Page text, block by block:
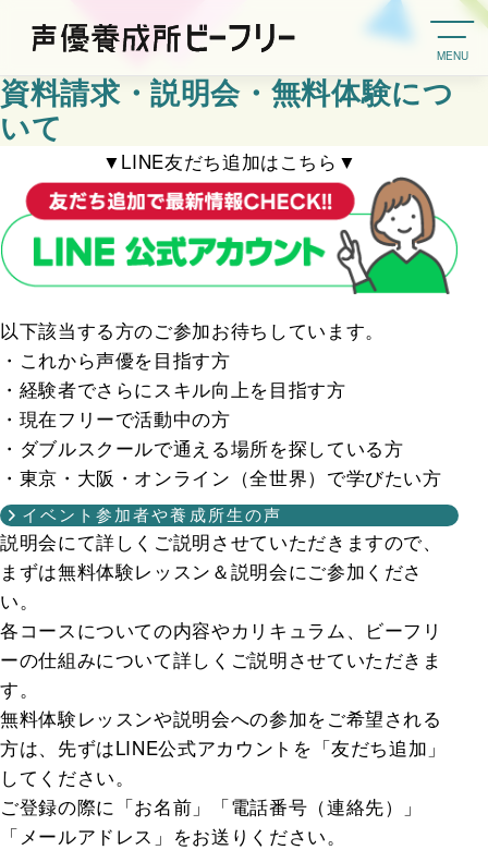
資料請求・説明会・無料体験につ
いて
▼LINE友だち追加はこちら▼
以下該当する方のご参加お待ちしています。
・これから声優を目指す方
・経験者でさらにスキル向上を目指す方
・現在フリーで活動中の方
・ダブルスクールで通える場所を探している方
・東京・大阪・オンライン（全世界）で学びたい方
イベント参加者や養成所生の声
説明会にて詳しくご説明させていただきますので、
まずは無料体験レッスン＆説明会にご参加くださ
い。
各コースについての内容やカリキュラム、ビーフリ
ーの仕組みについて詳しくご説明させていただきま
す。
無料体験レッスンや説明会への参加をご希望される
方は、先ずはLINE公式アカウントを「友だち追加」
してください。
ご登録の際に「お名前」「電話番号（連絡先）」
「メールアドレス」をお送りください。
MENU